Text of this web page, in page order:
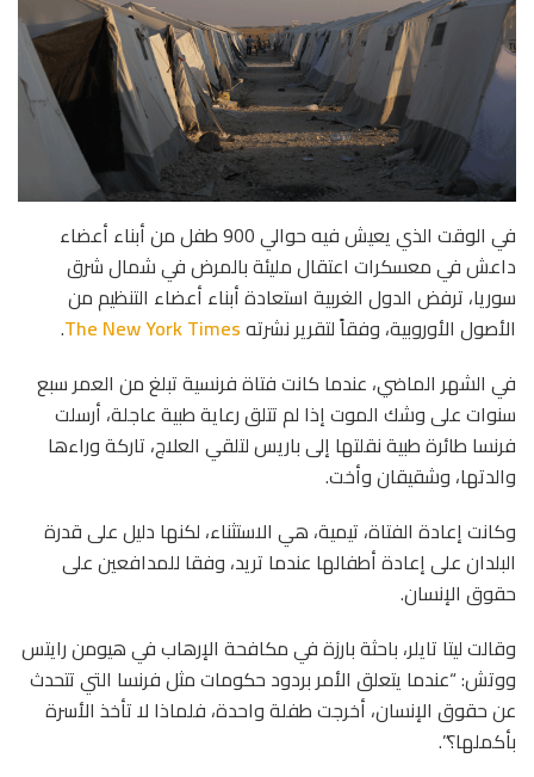
في الوقت الذي يعيش فيه حوالي 900 طفل من أبناء أعضاء
داعش في معسكرات اعتقال مليئة بالمرض في شمال شرق
سوريا، ترفض الدول الغربية استعادة أبناء أعضاء التنظيم من
الأصول الأوروبية، وفقاً لتقرير نشرتهThe New York Times
.
في الشهر الماضي، عندما كانت فتاة فرنسية تبلغ من العمر سبع
سنوات على وشك الموت إذا لم تتلق رعاية طبية عاجلة، أرسلت
فرنسا طائرة طبية نقلتها إلى باريس لتلقي العلاج، تاركة وراءها
والدتها، وشقيقان وأخت.
وكانت إعادة الفتاة، تيمية، هي الاستثناء، لكنها دليل على قدرة
البلدان على إعادة أطفالها عندما تريد، وفقا للمدافعين على
حقوق الإنسان.
وقالت ليتا تايلر، باحثة بارزة في مكافحة الإرهاب في هيومن رايتس
ووتش: “عندما يتعلق الأمر بردود حكومات مثل فرنسا التي تتحدث
عن حقوق الإنسان، أخرجت طفلة واحدة، فلماذا لا تأخذ الأسرة
بأكملها؟”.